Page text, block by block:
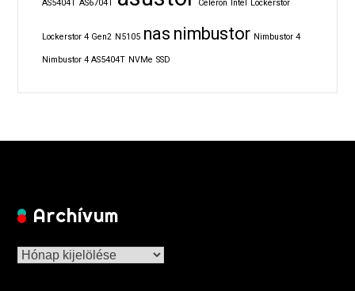
AS5404T AS6704T Celeron Intel Lockerstor
Lockerstor 4 Gen2 N5105 nas nimbustor Nimbustor 4
Nimbustor 4 AS5404T NVMe SSD
Archívum
Archívum